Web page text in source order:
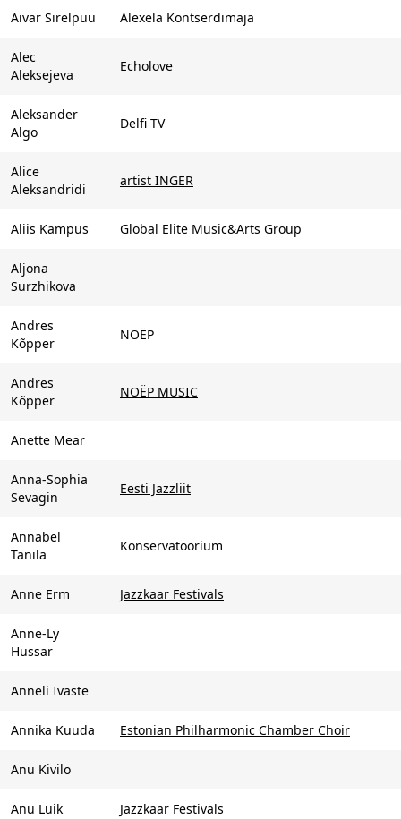
Aivar Sirelpuu Alexela Kontserdimaja
Alec
Aleksejeva
Echolove
Aleksander
Algo
Delfi TV
Alice
Aleksandridi
artist INGER
Aliis Kampus Global Elite Music&Arts Group
Aljona
Surzhikova
Andres
Kõpper
NOËP
Andres
Kõpper
NOËP MUSIC
Anette Mear
Anna-Sophia
Sevagin
Eesti Jazzliit
Annabel
Tanila
Konservatoorium
Anne Erm Jazzkaar Festivals
Anne-Ly
Hussar
Anneli Ivaste
Annika Kuuda Estonian Philharmonic Chamber Choir
Anu Kivilo
Anu Luik Jazzkaar Festivals